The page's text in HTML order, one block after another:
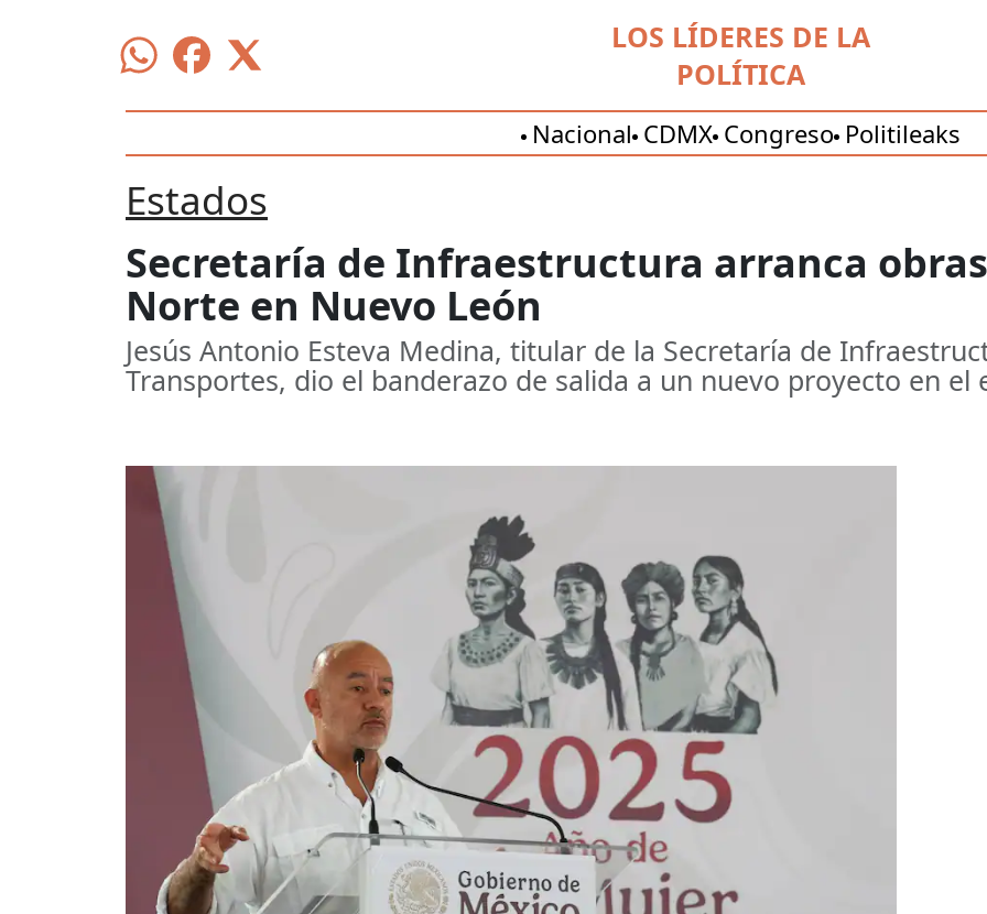
LOS LÍDERES DE LA
POLÍTICA
Nacional CDMX Congreso Politileaks
Estados
Secretaría de Infraestructura arranca
Norte en Nuevo León
Jesús Antonio Esteva Medina, titular de la Secretaría de
Transportes, dio el banderazo de salida a un nuevo proyecto en el